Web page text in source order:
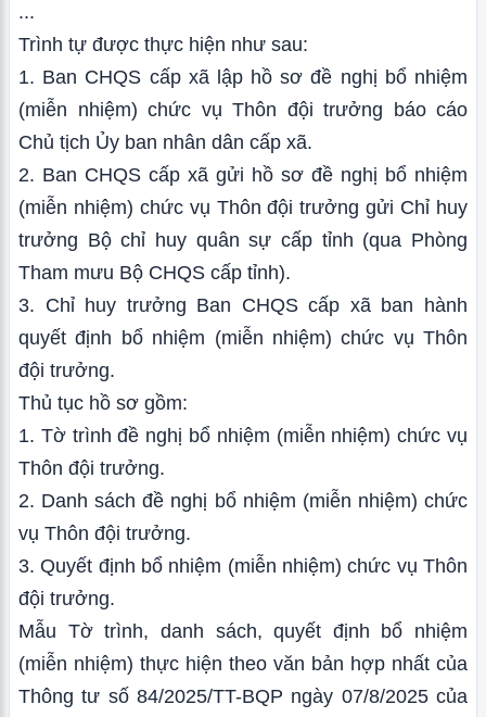
...
Trình tự được thực hiện như sau:
1. Ban CHQS cấp xã lập hồ sơ đề nghị bổ nhiệm
(miễn nhiệm) chức vụ Thôn đội trưởng báo cáo
Chủ tịch Ủy ban nhân dân cấp xã.
2. Ban CHQS cấp xã gửi hồ sơ đề nghị bổ nhiệm
(miễn nhiệm) chức vụ Thôn đội trưởng gửi Chỉ huy
trưởng Bộ chỉ huy quân sự cấp tỉnh (qua Phòng
Tham mưu Bộ CHQS cấp tỉnh).
3. Chỉ huy trưởng Ban CHQS cấp xã ban hành
quyết định bổ nhiệm (miễn nhiệm) chức vụ Thôn
đội trưởng.
Thủ tục hồ sơ gồm:
1. Tờ trình đề nghị bổ nhiệm (miễn nhiệm) chức vụ
Thôn đội trưởng.
2. Danh sách đề nghị bổ nhiệm (miễn nhiệm) chức
vụ Thôn đội trưởng.
3. Quyết định bổ nhiệm (miễn nhiệm) chức vụ Thôn
đội trưởng.
Mẫu Tờ trình, danh sách, quyết định bổ nhiệm
(miễn nhiệm) thực hiện theo văn bản hợp nhất của
Thông tư số 84/2025/TT-BQP ngày 07/8/2025 của